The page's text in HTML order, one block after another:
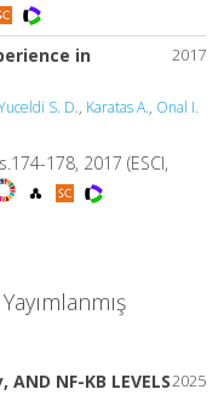
2017
in
S. D., Karatas A., Onal I.
178, 2017 (ESCI,
2025
AND NF-KB LEVELS